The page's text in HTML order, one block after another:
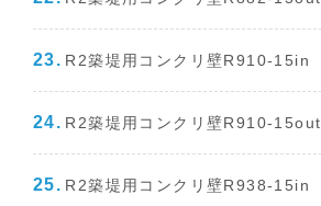
R2築堤用コンクリ壁R910-15in
R2築堤用コンクリ壁R910-15out
R2築堤用コンクリ壁R938-15in